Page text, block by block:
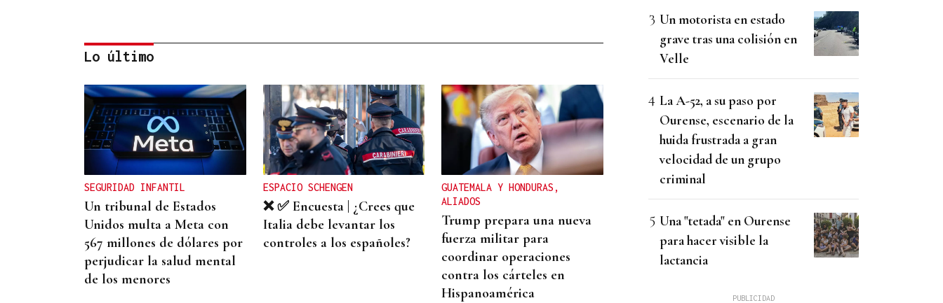
CASI DOS VUELTAS AL MUNDO
Ramiro, el párroco
boliviano de los 78.000
kilómetros en la Baixa
Limia
Lo último
SEGURIDAD INFANTIL
Un tribunal de Estados
Unidos multa a Meta con
567 millones de dólares por
perjudicar la salud mental
de los menores
ESPACIO SCHENGEN
❌ ✅ Encuesta | ¿Crees que
Italia debe levantar los
controles a los españoles?
GUATEMALA Y HONDURAS,
ALIADOS
Trump prepara una nueva
fuerza militar para
coordinar operaciones
contra los cárteles en
Hispanoamérica
Un motorista en estado
grave tras una colisión en
Velle
La A-52, a su paso por
Ourense, escenario de la
huida frustrada a gran
velocidad de un grupo
criminal
Una "tetada" en Ourense
para hacer visible la
lactancia